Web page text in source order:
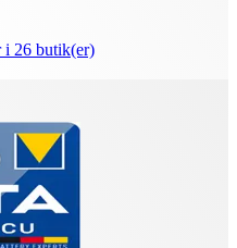
i 26 butik(er)